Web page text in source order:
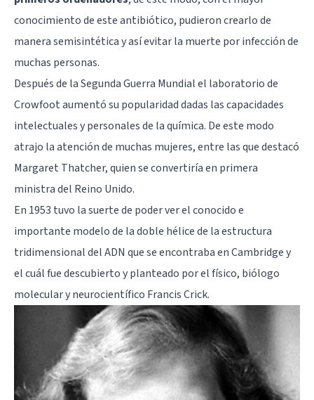
conocimiento de este antibiótico, pudieron crearlo de
manera semisintética y así evitar la muerte por infección de
muchas personas.
Después de la Segunda Guerra Mundial el laboratorio de
Crowfoot aumentó su popularidad dadas las capacidades
intelectuales y personales de la química. De este modo
atrajo la atención de muchas mujeres, entre las que destacó
Margaret Thatcher, quien se convertiría en primera
ministra del Reino Unido.
En 1953 tuvo la suerte de poder ver el conocido e
importante modelo de la doble hélice de la estructura
tridimensional del ADN que se encontraba en Cambridge y
el cuál fue descubierto y planteado por el físico, biólogo
molecular y neurocientífico Francis Crick.